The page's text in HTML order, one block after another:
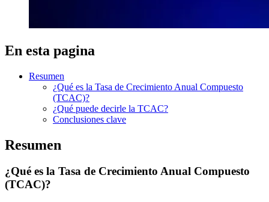
En esta pagina
Resumen
¿Qué es la Tasa de Crecimiento Anual Compuesto
(TCAC)?
¿Qué puede decirle la TCAC?
Conclusiones clave
Resumen
¿Qué es la Tasa de Crecimiento Anual Compuesto
(TCAC)?